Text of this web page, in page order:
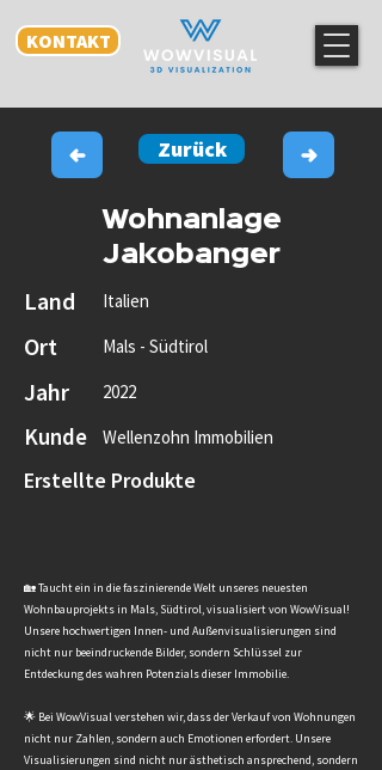
KONTAKT
Zurück
Wohnanlage
Jakobanger
Land Italien
Ort Mals - Südtirol
Jahr 2022
Kunde Wellenzohn Immobilien
Erstellte Produkte
🏡 Taucht ein in die faszinierende Welt unseres neuesten
Wohnbauprojekts in Mals, Südtirol, visualisiert von WowVisual!
Unsere hochwertigen Innen- und Außenvisualisierungen sind
nicht nur beeindruckende Bilder, sondern Schlüssel zur
Entdeckung des wahren Potenzials dieser Immobilie.
🌟 Bei WowVisual verstehen wir, dass der Verkauf von Wohnungen
nicht nur Zahlen, sondern auch Emotionen erfordert. Unsere
Visualisierungen sind nicht nur ästhetisch ansprechend, sondern